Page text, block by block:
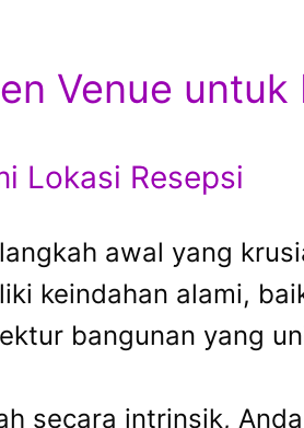
Venue
Lokasi Resepsi
awal yang
keindahan alami,
bangunan yang
secara intrinsik,